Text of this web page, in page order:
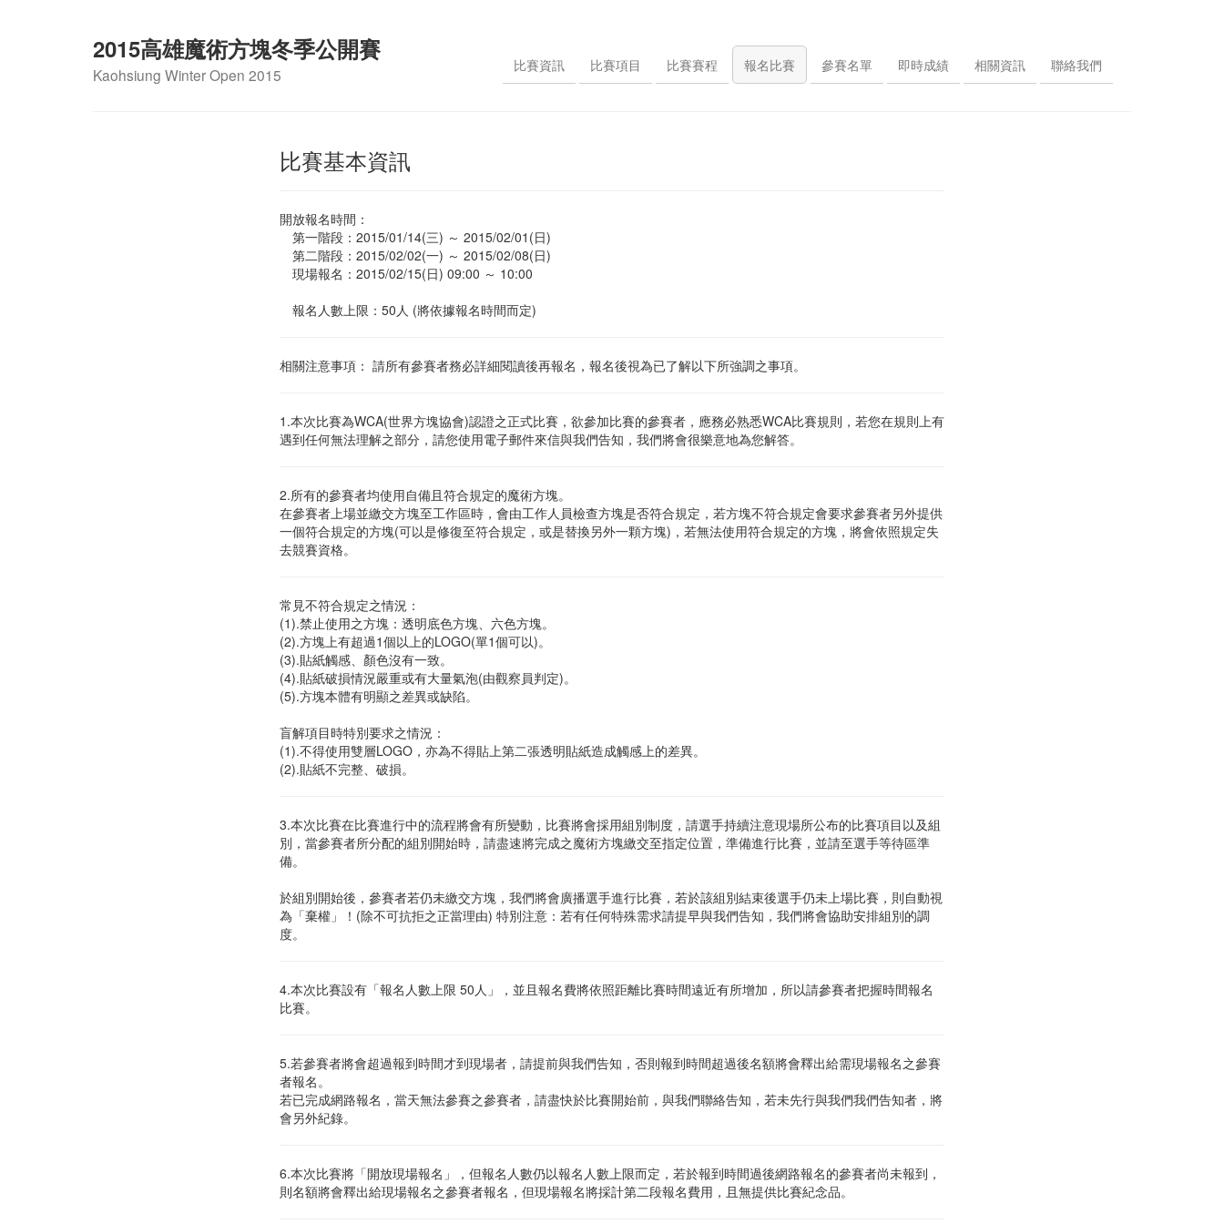
2015高雄魔術方塊冬季公開賽
Kaohsiung Winter Open 2015 比賽資訊 比賽項目 比賽賽程 報名比賽 參賽名單 即時成績 相關資訊 聯絡我們
比賽基本資訊
開放報名時間：
第一階段：2015/01/14(三) ～ 2015/02/01(日)
第二階段：2015/02/02(一) ～ 2015/02/08(日)
現場報名：2015/02/15(日) 09:00 ～ 10:00
報名人數上限：50人 (將依據報名時間而定)
相關注意事項： 請所有參賽者務必詳細閱讀後再報名，報名後視為已了解以下所強調之事項。
1.本次比賽為WCA(世界方塊協會)認證之正式比賽，欲參加比賽的參賽者，應務必熟悉WCA比賽規則，若您在規則上有
遇到任何無法理解之部分，請您使用電子郵件來信與我們告知，我們將會很樂意地為您解答。
2.所有的參賽者均使用自備且符合規定的魔術方塊。
在參賽者上場並繳交方塊至工作區時，會由工作人員檢查方塊是否符合規定，若方塊不符合規定會要求參賽者另外提供
一個符合規定的方塊(可以是修復至符合規定，或是替換另外一顆方塊)，若無法使用符合規定的方塊，將會依照規定失
去競賽資格。
常見不符合規定之情況：
(1).禁止使用之方塊：透明底色方塊、六色方塊。
(2).方塊上有超過1個以上的LOGO(單1個可以)。
(3).貼紙觸感、顏色沒有一致。
(4).貼紙破損情況嚴重或有大量氣泡(由觀察員判定)。
(5).方塊本體有明顯之差異或缺陷。
盲解項目時特別要求之情況：
(1).不得使用雙層LOGO，亦為不得貼上第二張透明貼紙造成觸感上的差異。
(2).貼紙不完整、破損。
3.本次比賽在比賽進行中的流程將會有所變動，比賽將會採用組別制度，請選手持續注意現場所公布的比賽項目以及組
別，當參賽者所分配的組別開始時，請盡速將完成之魔術方塊繳交至指定位置，準備進行比賽，並請至選手等待區準
備。
於組別開始後，參賽者若仍未繳交方塊，我們將會廣播選手進行比賽，若於該組別結束後選手仍未上場比賽，則自動視
為「棄權」！(除不可抗拒之正當理由) 特別注意：若有任何特殊需求請提早與我們告知，我們將會協助安排組別的調
度。
4.本次比賽設有「報名人數上限 50人」，並且報名費將依照距離比賽時間遠近有所增加，所以請參賽者把握時間報名
比賽。
5.若參賽者將會超過報到時間才到現場者，請提前與我們告知，否則報到時間超過後名額將會釋出給需現場報名之參賽
者報名。
若已完成網路報名，當天無法參賽之參賽者，請盡快於比賽開始前，與我們聯絡告知，若未先行與我們我們告知者，將
會另外紀錄。
6.本次比賽將「開放現場報名」，但報名人數仍以報名人數上限而定，若於報到時間過後網路報名的參賽者尚未報到，
則名額將會釋出給現場報名之參賽者報名，但現場報名將採計第二段報名費用，且無提供比賽紀念品。